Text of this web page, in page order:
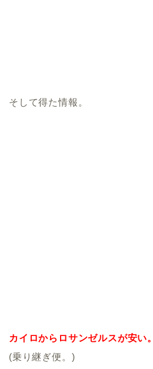
そして得た情報。
カイロからロサンゼルスが安い。
(乗り継ぎ便。)